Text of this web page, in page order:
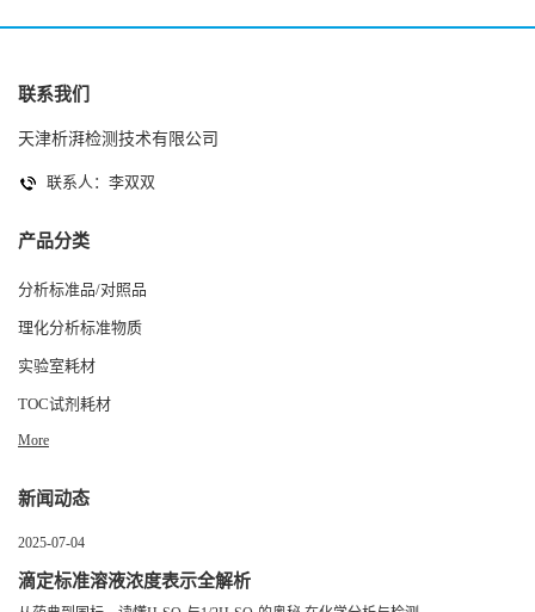
联系我们
天津析湃检测技术有限公司
联系人：李双双
产品分类
分析标准品/对照品
理化分析标准物质
实验室耗材
TOC试剂耗材
More
新闻动态
2025-07-04
滴定标准溶液浓度表示全解析